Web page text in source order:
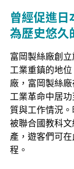
曾經促進
為歷史悠久
富岡製絲廠創
工業重鎮的地
廠，富岡製絲
工業革命中居
質與工作情況
被聯合國教科
產，遊客們可
程。